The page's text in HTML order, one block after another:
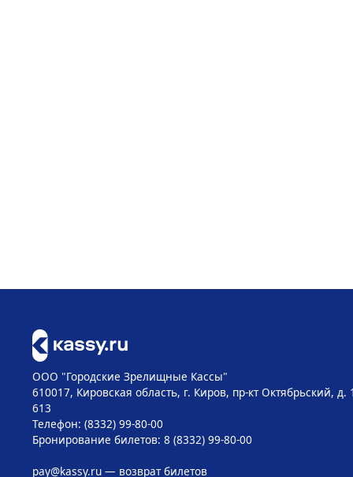
ООО "Городские Зрелищные Кассы"
610017, Кировская область, г. Киров, пр-кт Октябрьский, д.
613
Телефон: (8332) 99-80-00
Бронирование билетов: 8 (8332) 99-80-00
pay@kassy.ru— возврат билетов